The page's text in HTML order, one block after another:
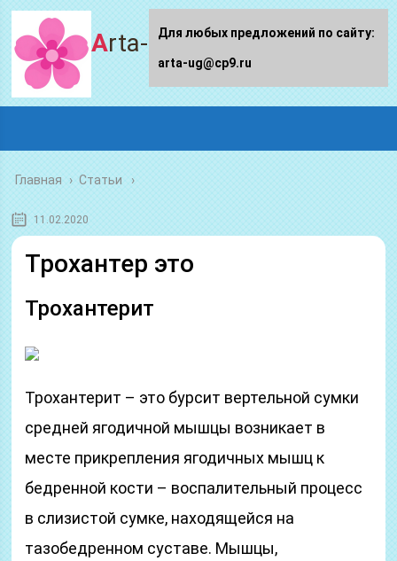
Arta-ug.ru
Главная › Статьи
11.02.2020
Трохантер это
Трохантерит
Трохантерит – это бурсит вертельной сумки
средней ягодичной мышцы возникает в
месте прикрепления ягодичных мышц к
бедренной кости – воспалительный процесс
в слизистой сумке, находящейся на
тазобедренном суставе. Мышцы,
Для любых предложений по сайту:
arta-ug@cp9.ru